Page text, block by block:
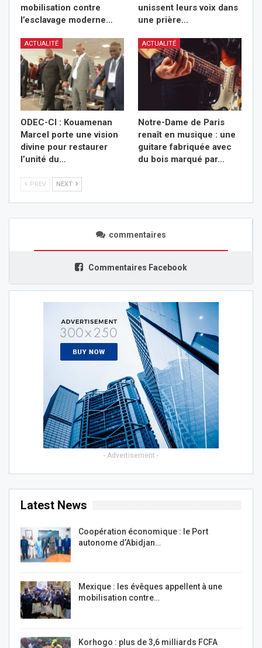
mobilisation contre
l’esclavage moderne…
unissent leurs voix dans
une prière…
ACTUALITÉ
ODEC-CI : Kouamenan
Marcel porte une vision
divine pour restaurer
l’unité du…
ACTUALITÉ
Notre-Dame de Paris
renaît en musique : une
guitare fabriquée avec
du bois marqué par…
PREV NEXT
commentaires
Commentaires Facebook
- Advertisement -
Latest News
Coopération économique : le Port
autonome d’Abidjan…
Mexique : les évêques appellent à une
mobilisation contre…
Korhogo : plus de 3,6 milliards FCFA